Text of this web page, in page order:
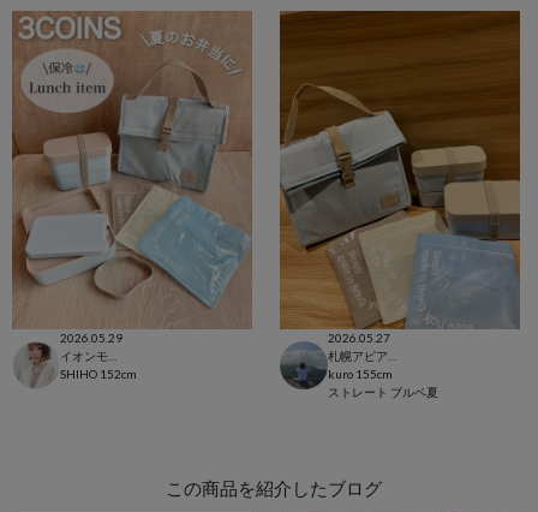
2026.05.29
SHIHO 152cm
2026.05.27
kuro 155cm
ストレート ブルベ夏
この商品を紹介したブログ